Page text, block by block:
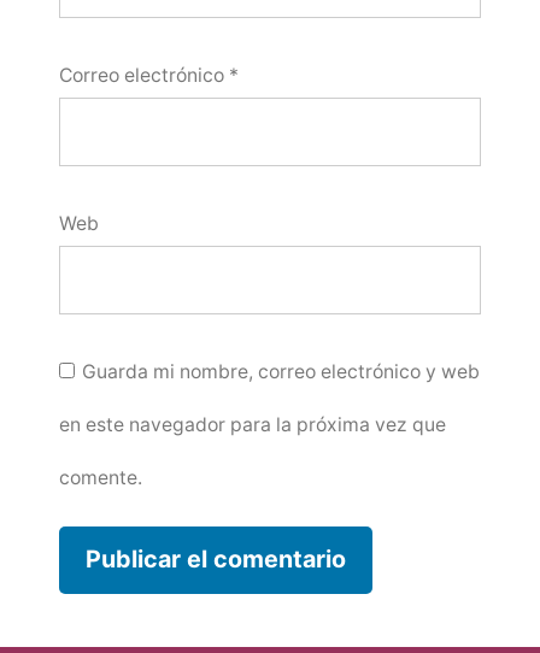
Correo electrónico *
Web
Guarda mi nombre, correo electrónico y web
en este navegador para la próxima vez que
comente.